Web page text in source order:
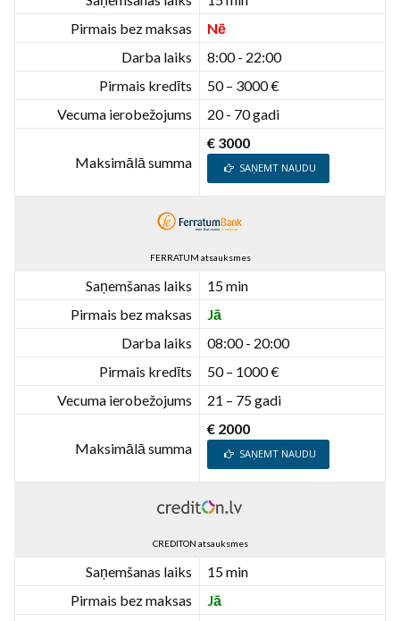
Pirmais bez maksas
Nē
Darba laiks
8:00 - 22:00
Pirmais kredīts
50 – 3000 €
Vecuma ierobežojums
20 - 70 gadi
Maksimālā summa
€ 3000
SAŅEMT NAUDU
FERRATUM atsauksmes
Saņemšanas laiks
15 min
Pirmais bez maksas
Jā
Darba laiks
08:00 - 20:00
Pirmais kredīts
50 – 1000 €
Vecuma ierobežojums
21 – 75 gadi
Maksimālā summa
€ 2000
SAŅEMT NAUDU
CREDITON atsauksmes
Saņemšanas laiks
15 min
Pirmais bez maksas
Jā